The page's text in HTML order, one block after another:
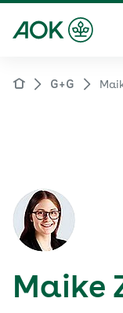
G+G
Maike